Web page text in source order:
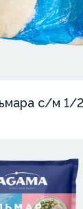
с/м 1/2